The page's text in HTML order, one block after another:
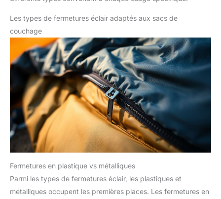
Les types de fermetures éclair adaptés aux sacs de
couchage
Fermetures en plastique vs métalliques
Parmi les types de fermetures éclair, les plastiques et
métalliques occupent les premières places. Les fermetures en